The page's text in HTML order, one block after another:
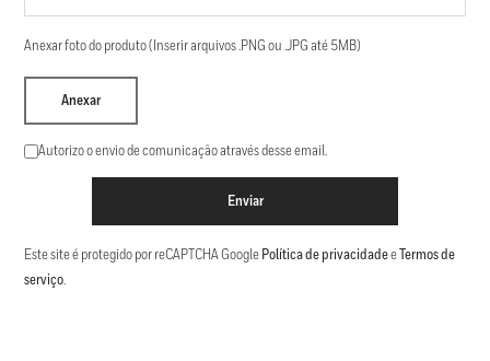
Anexar foto do produto (Inserir arquivos .PNG ou .JPG até 5MB)
Anexar
Autorizo o envio de comunicação através desse email.
Enviar
Este site é protegido por reCAPTCHA Google Política de privacidadee Termos de
serviço.